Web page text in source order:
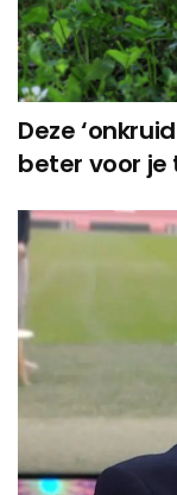
Deze
beter voor